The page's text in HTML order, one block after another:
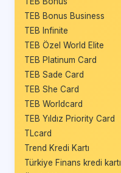
TEB Bonus Business
TEB Infinite
TEB Özel World Elite
TEB Platinum Card
TEB Sade Card
TEB She Card
TEB Worldcard
TEB Yıldız Priority Card
TLcard
Trend Kredi Kartı
Türkiye Finans kredi kartı